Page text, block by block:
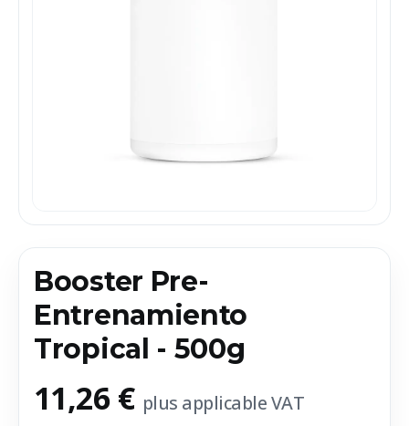
Booster Pre-
Entrenamiento
Tropical - 500g
11,26 € plus applicable VAT